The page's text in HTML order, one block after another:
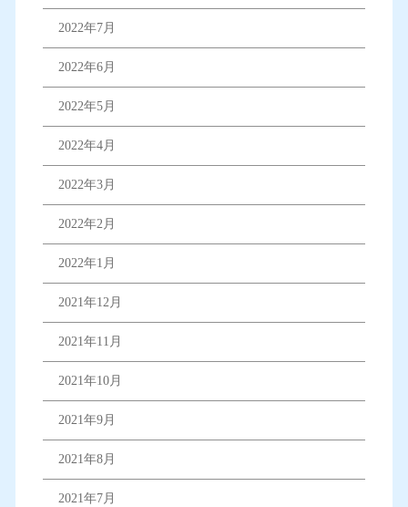
2022年7月
2022年6月
2022年5月
2022年4月
2022年3月
2022年2月
2022年1月
2021年12月
2021年11月
2021年10月
2021年9月
2021年8月
2021年7月